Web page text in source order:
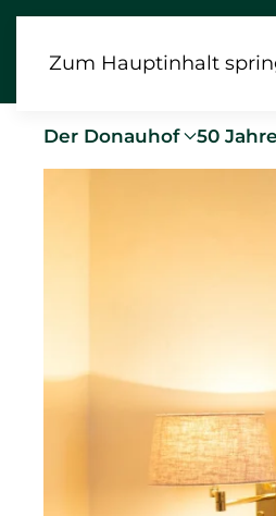
Zum Hauptinhalt
Der Donauhof 50